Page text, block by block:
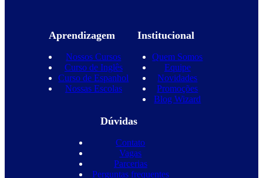
Aprendizagem
Nossos Cursos
Curso de Inglês
Curso de Espanhol
Nossas Escolas
Institucional
Quem Somos
Equipe
Novidades
Promoções
Blog Wizard
Dúvidas
Contato
Vagas
Parcerias
Perguntas frequentes